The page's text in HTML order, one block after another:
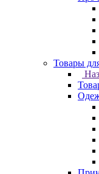
Товары